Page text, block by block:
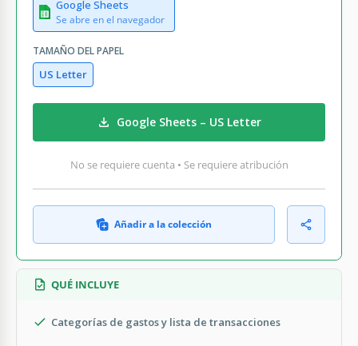
Google Sheets
Se abre en el navegador
TAMAÑO DEL PAPEL
US Letter
Google Sheets – US Letter
No se requiere cuenta • Se requiere atribución
Añadir a la colección
QUÉ INCLUYE
Categorías de gastos y lista de transacciones